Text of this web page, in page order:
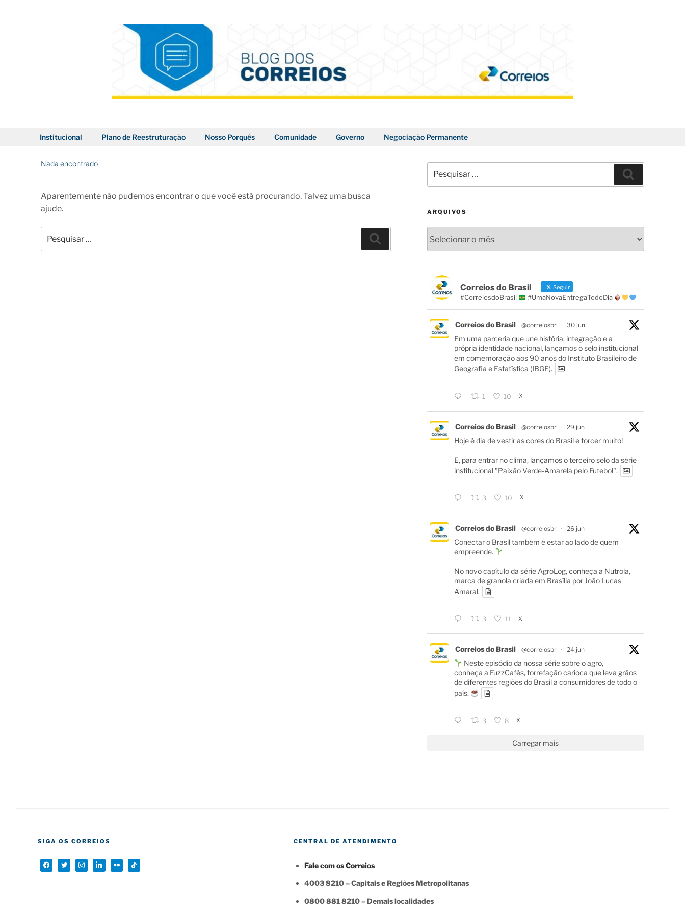
Institucional Plano de Reestruturação Nosso Porquês Comunidade Governo Negociação Permanente
Nada encontrado
Aparentemente não pudemos encontrar o que você está procurando. Talvez uma busca
ajude.
por:
por:
ARQUIVOS
Correios do Brasil Seguir
#CorreiosdoBrasil #UmaNovaEntregaTodoDia
Correios do Brasil @correiosbr · 30 jun
Em uma parceria que une história, integração e a
própria identidade nacional, lançamos o selo institucional
em comemoração aos 90 anos do Instituto Brasileiro de
Geografia e Estatística (IBGE).
1 10 X
Correios do Brasil @correiosbr · 29 jun
Hoje é dia de vestir as cores do Brasil e torcer muito!
E, para entrar no clima, lançamos o terceiro selo da série
institucional "Paixão Verde-Amarela pelo Futebol".
3 10 X
Correios do Brasil @correiosbr · 26 jun
Conectar o Brasil também é estar ao lado de quem
empreende.
No novo capítulo da série AgroLog, conheça a Nutrola,
marca de granola criada em Brasília por João Lucas
Amaral.
3 11 X
Correios do Brasil @correiosbr · 24 jun
Neste episódio da nossa série sobre o agro,
conheça a FuzzCafés, torrefação carioca que leva grãos
de diferentes regiões do Brasil a consumidores de todo o
país.
3 8 X
Carregar mais
SIGA OS CORREIOS CENTRAL DE ATENDIMENTO
Fale com os Correios
4003 8210 – Capitais e Regiões Metropolitanas
0800 881 8210 – Demais localidades